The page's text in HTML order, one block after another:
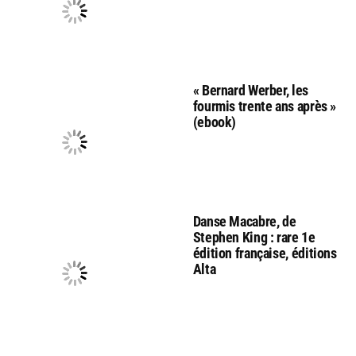
« Bernard Werber, les
fourmis trente ans après »
(ebook)
Danse Macabre, de
Stephen King : rare 1e
édition française, éditions
Alta